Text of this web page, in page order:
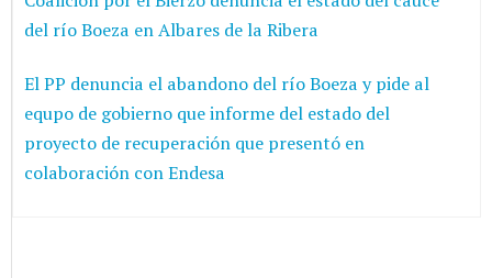
del río Boeza en Albares de la Ribera
El PP denuncia el abandono del río Boeza y pide al
equpo de gobierno que informe del estado del
proyecto de recuperación que presentó en
colaboración con Endesa